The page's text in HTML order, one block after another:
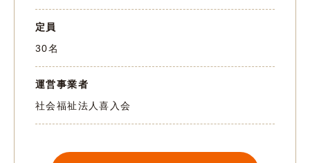
定員
30名
運営事業者
社会福祉法人喜入会